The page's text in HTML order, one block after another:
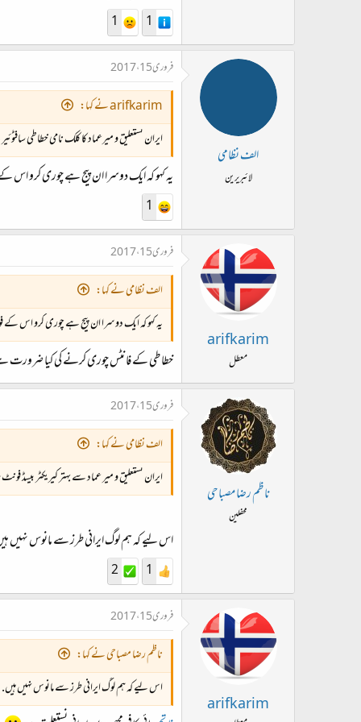
1
1
الف نظامی
لائبریرین
فروری 15، 2017
arifkarim نے کہا:
ایران نستعلیق و میرعماد کا کلک نامی خطاطی
یہ کہو کہ ایک دوسرا ان پیج ہے چوری کرو اس
1
arifkarim
معطل
فروری 15، 2017
الف نظامی نے کہا:
یہ کہو کہ ایک دوسرا ان پیج ہے چوری کرو اس
خطاطی کے فانٹس چوری کرنے کی کیا ضرورت
ناظم رضا مصباحی
محفلین
فروری 15، 2017
الف نظامی نے کہا:
ایران نستعلیق و میر عماد سے بہتر کیریکٹر بیسڈ فونٹ
اس لیے کہ ہم لوگ ایرانی طرز سے مانوس نہیں
1
2
arifkarim
فروری 15، 2017
ناظم رضا مصباحی نے کہا:
اس لیے کہ ہم لوگ ایرانی طرز سے مانوس نہیں ہیں.